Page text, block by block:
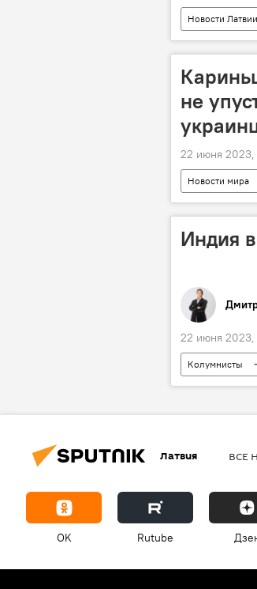
Новости Латвии
не
22 июня 2023,
Новости мира
Индия
22 июня
Колумнисты
Латвия ВСЕ
OK Rutube